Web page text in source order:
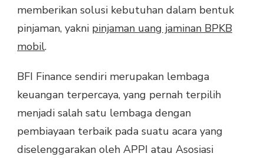
memberikan solusi kebutuhan dalam bentuk
pinjaman, yakni pinjaman uang jaminan BPKB
mobil.
BFI Finance sendiri merupakan lembaga
keuangan terpercaya, yang pernah terpilih
menjadi salah satu lembaga dengan
pembiayaan terbaik pada suatu acara yang
diselenggarakan oleh APPI atau Asosiasi